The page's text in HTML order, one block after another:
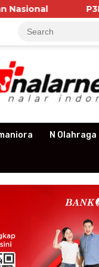
P3RSI Temui
N Olahraga